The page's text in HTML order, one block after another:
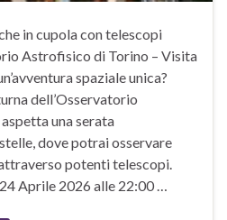
in cupola con telescopi
Astrofisico di Torino – Visita
spaziale unica?
dell’Osservatorio
una serata
dove potrai osservare
potenti telescopi.
Aprile 2026 alle 22:00 …